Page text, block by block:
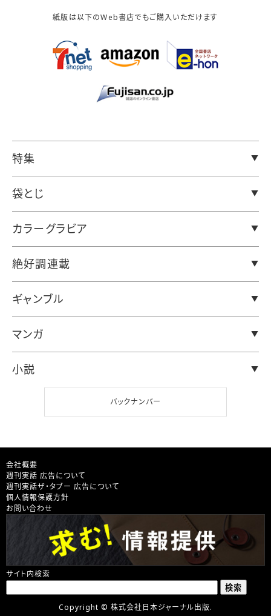
紙版は以下のWeb書店でもご購入いただけます
特集
袋とじ
カラーグラビア
絶好調連載
ギャンブル
マンガ
小説
バックナンバー
会社概要
週刊実話 広告について
週刊実話ザ・タブー 広告について
個人情報保護方針
お問い合わせ
サイト内検索
Copyright © 株式会社日本ジャーナル出版.